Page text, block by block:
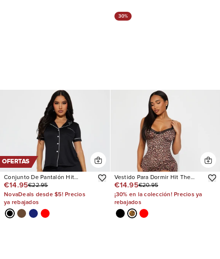
OFERTAS
Conjunto De Pantalón Hit
Snooze PJ
€14.95€22.95
NovaDeals desde $5! Precios
ya rebajados
30%
Vestido Para Dormir Hit The
Snooze Maxi
€14.95€20.95
¡30% en la colección! Precios ya
rebajados